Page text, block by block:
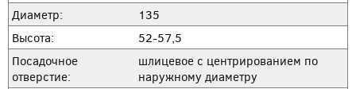
Диаметр:
135
Высота:
52-57,5
Посадочное
отверстие:
шлицевое с центрированием по
наружному диаметру